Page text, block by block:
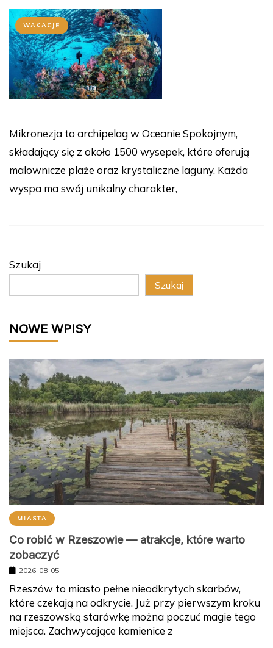
WAKACJE
Mikronezja to archipelag w Oceanie Spokojnym,
składający się z około 1500 wysepek, które oferują
malownicze plaże oraz krystaliczne laguny. Każda
wyspa ma swój unikalny charakter,
Szukaj
Szukaj
NOWE WPISY
MIASTA
Co robić w Rzeszowie — atrakcje, które warto
zobaczyć
2026-08-05
Rzeszów to miasto pełne nieodkrytych skarbów,
które czekają na odkrycie. Już przy pierwszym kroku
na rzeszowską starówkę można poczuć magie tego
miejsca. Zachwycające kamienice z